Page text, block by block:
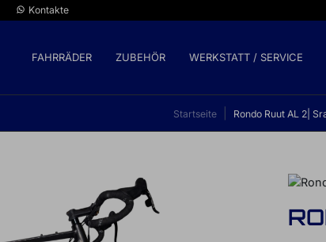
Kontakte
FAHRRÄDER ZUBEHÖR WERKSTATT / SERVICE
Startseite Rondo Ruut AL 2|